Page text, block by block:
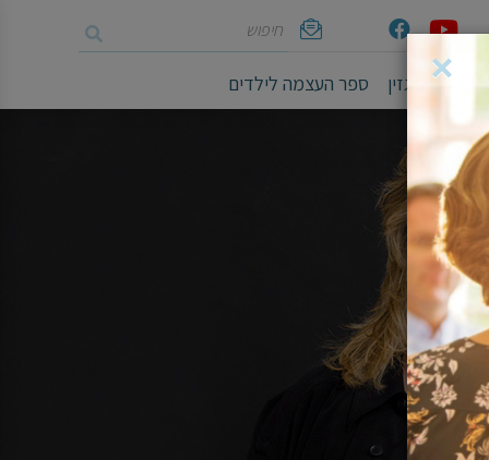
אימייל FacebookYoutube
מגזין ספר העצמה לילדים ×